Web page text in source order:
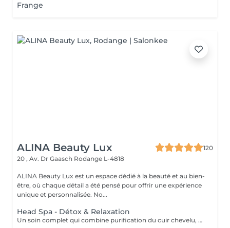
Frange
ALINA Beauty Lux
120
20 , Av. Dr Gaasch Rodange L-4818
ALINA Beauty Lux est un espace dédié à la beauté et au bien-
être, où chaque détail a été pensé pour offrir une expérience
unique et personnalisée. No...
Head Spa - Détox & Relaxation
Un soin complet qui combine purification du cuir chevelu, détoxification et massage relaxant. Inspiré des techniques japonaises, il élimine les impuretés, oxygène la peau et favorise la croissance des cheveux. Le visage se détend, l'esprit s'apaise et le cuir chevelu respire à nouveau.